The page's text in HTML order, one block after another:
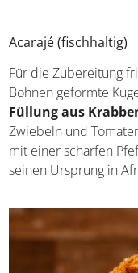
Acarajé (fischhaltig)
Für die Zubereitung
Bohnen geformte
eine Füllung aus
Zwiebeln und
ihr mit einer scharfen
hat seinen Ursprung in